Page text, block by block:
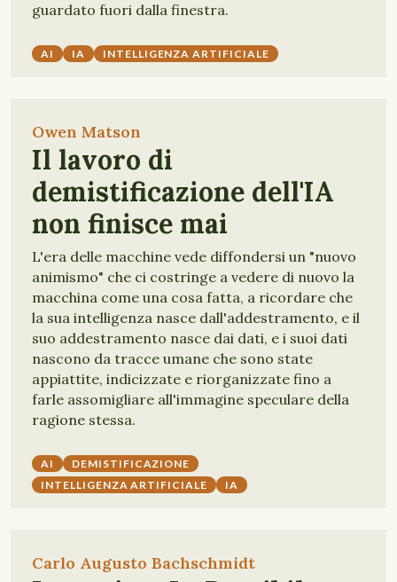
guardato fuori dalla finestra.
AI IA INTELLIGENZA ARTIFICIALE
Owen Matson
Il lavoro di
demistificazione dell'IA
non finisce mai
L'era delle macchine vede diffondersi un "nuovo
animismo" che ci costringe a vedere di nuovo la
macchina come una cosa fatta, a ricordare che
la sua intelligenza nasce dall'addestramento, e il
suo addestramento nasce dai dati, e i suoi dati
nascono da tracce umane che sono state
appiattite, indicizzate e riorganizzate fino a
farle assomigliare all'immagine speculare della
ragione stessa.
AI
DEMISTIFICAZIONE
INTELLIGENZA ARTIFICIALE
IA
Carlo Augusto Bachschmidt